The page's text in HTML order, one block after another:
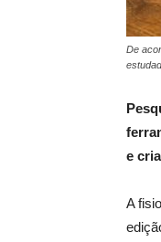
De
e
A